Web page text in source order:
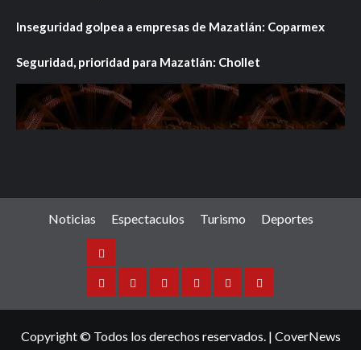
Inseguridad golpea a empresas de Mazatlán: Coparmex
Seguridad, prioridad para Mazatlán: Chollet
Noticias Espectaculos Turismo Deportes
Noticias
SinaloaNacionalInternacionalEspectaculos
TurismoDeportes
Copyright © Todos los derechos reservados. | CoverNews